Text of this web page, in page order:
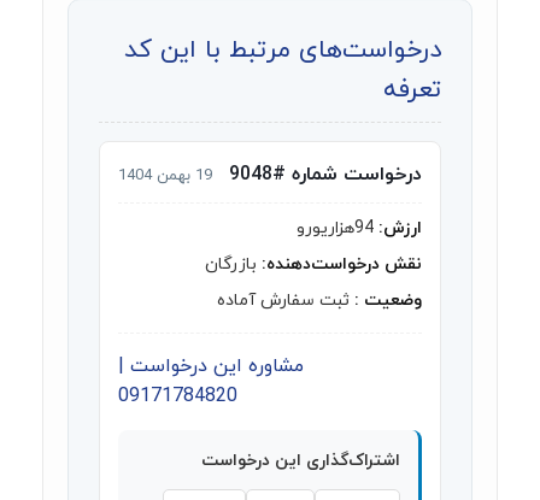
درخواست‌های مرتبط با این کد
تعرفه
درخواست شماره #9048 19 بهمن 1404
ارزش:
نقش درخواست‌دهنده: بازرگان
وضعیت : ثبت سفارش آماده
مشاوره این درخواست |
09171784820
اشتراک‌گذاری این درخواست